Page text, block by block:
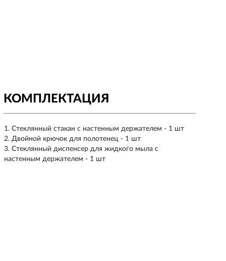
КОМПЛЕКТАЦИЯ
Стеклянный стакан с настенным держателем - 1 шт
Двойной крючок для полотенец - 1 шт
Стеклянный диспенсер для жидкого мыла с
настенным держателем - 1 шт